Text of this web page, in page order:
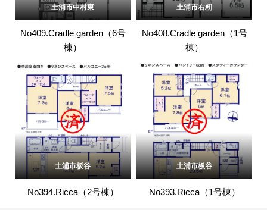
土浦市中村東
No409.Cradle garden（6号
棟）
土浦市右籾
No408.Cradle garden（1号
棟）
土浦市板谷
No394.Ricca（2号棟）
土浦市板谷
No393.Ricca（1号棟）